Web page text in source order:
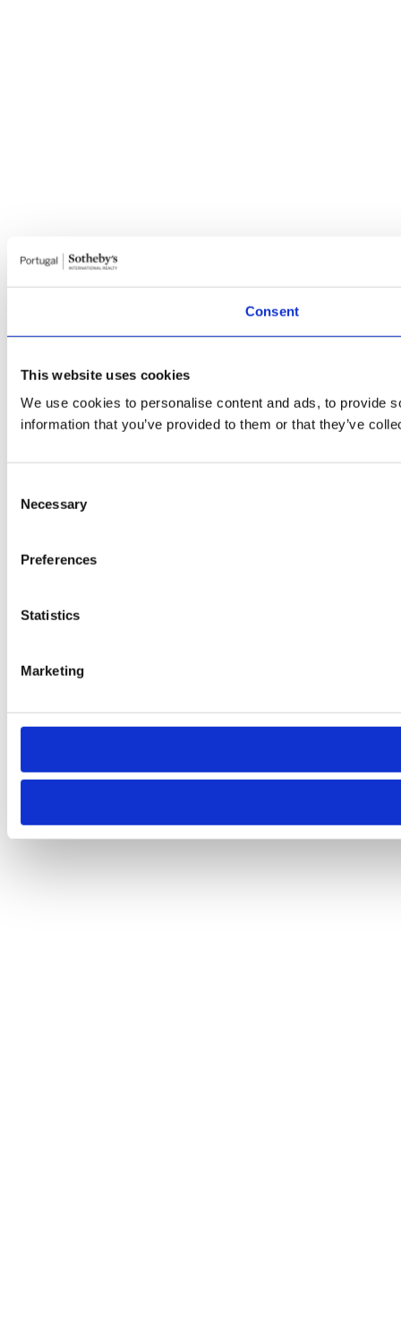
Consent
This website uses cookies
We use cookies to personalise content and ads, to provide
information that you’ve provided to them or that they’ve
Selection
Necessary
Preferences
Statistics
Marketing